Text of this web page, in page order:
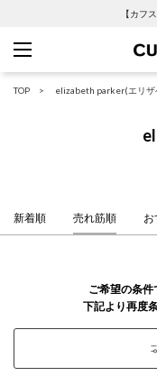
【カフ
TOP elizabeth parker(エリザ
新着順 売れ筋順
ご希望の条件
下記より再度